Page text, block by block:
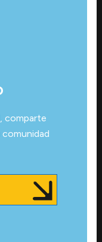
comparte